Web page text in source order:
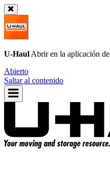
U-Haul Abrir en la aplicación de
Abierto
Saltar al contenido